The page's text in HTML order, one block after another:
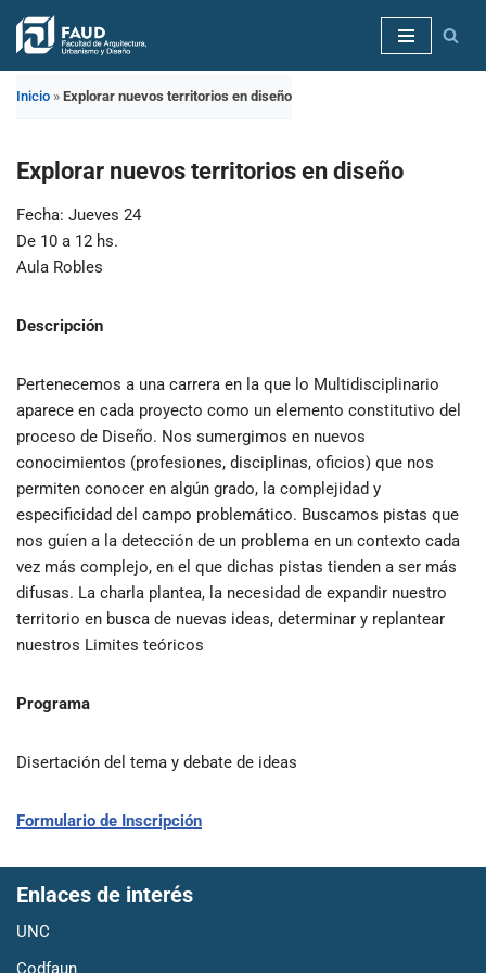
Saltar
contenido
Inicio » Explorar nuevos territorios en diseño
Explorar nuevos territorios en diseño
Fecha: Jueves 24
De 10 a 12 hs.
Aula Robles
Descripción
Pertenecemos a una carrera en la que lo Multidisciplinario
aparece en cada proyecto como un elemento constitutivo del
proceso de Diseño. Nos sumergimos en nuevos
conocimientos (profesiones, disciplinas, oficios) que nos
permiten conocer en algún grado, la complejidad y
especificidad del campo problemático. Buscamos pistas que
nos guíen a la detección de un problema en un contexto cada
vez más complejo, en el que dichas pistas tienden a ser más
difusas. La charla plantea, la necesidad de expandir nuestro
territorio en busca de nuevas ideas, determinar y replantear
nuestros Limites teóricos
Programa
Disertación del tema y debate de ideas
Formulario de Inscripción
Enlaces de interés
UNC
Codfaun